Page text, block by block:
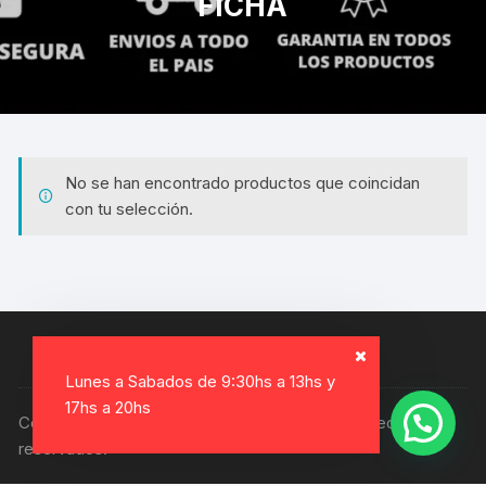
Lunes a Sabados de 9:30hs a 13hs y
17hs a 20hs
No se han encontrado productos que coincidan
con tu selección.
Copyright © 2026, Electro Gamer. Todos los derechos
reservados.